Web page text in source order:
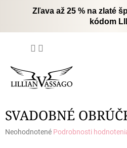
Zľava až 25 % na zlaté
kódom
SVADOBNÉ
Priemerné
Neohodnotené Podrobnosti